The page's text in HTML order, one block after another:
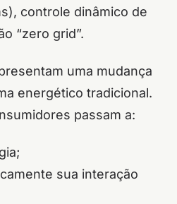
controle dinâmico de
“zero grid”.
uma mudança
energético tradicional.
passam a:
sua interação